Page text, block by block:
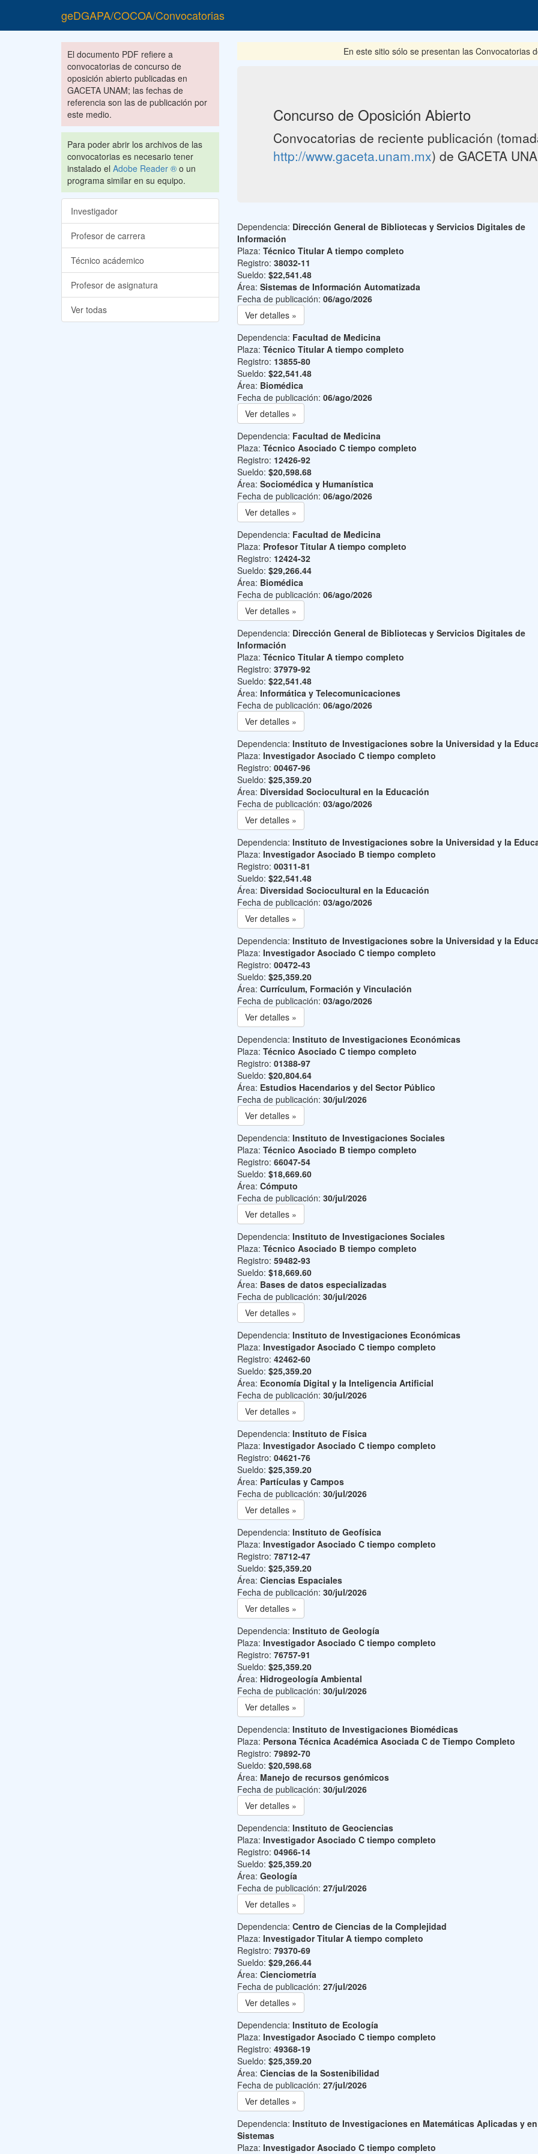
geDGAPA/COCOA/Convocatorias
El documento PDF refiere a
convocatorias de concurso de
oposición abierto publicadas en
GACETA UNAM; las fechas de
referencia son las de publicación por
este medio.
Para poder abrir los archivos de las
convocatorias es necesario tener
instalado el Adobe Reader ® o un
programa similar en su equipo.
Investigador
Profesor de carrera
Técnico acádemico
Profesor de asignatura
Ver todas
En este sitio sólo se presentan las Convocatorias del
Concurso de Oposición Abierto
Convocatorias de reciente publicación
http://www.gaceta.unam.mx) de GACETA
Dependencia: Dirección General de Bibliotecas y Servicios Digitales de
Información
Plaza: Técnico Titular A tiempo completo
Registro: 38032-11
Sueldo: $22,541.48
Área: Sistemas de Información Automatizada
Fecha de publicación: 06/ago/2026
Ver detalles »
Dependencia: Facultad de Medicina
Plaza: Técnico Titular A tiempo completo
Registro: 13855-80
Sueldo: $22,541.48
Área: Biomédica
Fecha de publicación: 06/ago/2026
Ver detalles »
Dependencia: Facultad de Medicina
Plaza: Técnico Asociado C tiempo completo
Registro: 12426-92
Sueldo: $20,598.68
Área: Sociomédica y Humanística
Fecha de publicación: 06/ago/2026
Ver detalles »
Dependencia: Facultad de Medicina
Plaza: Profesor Titular A tiempo completo
Registro: 12424-32
Sueldo: $29,266.44
Área: Biomédica
Fecha de publicación: 06/ago/2026
Ver detalles »
Dependencia: Dirección General de Bibliotecas y Servicios Digitales de
Información
Plaza: Técnico Titular A tiempo completo
Registro: 37979-92
Sueldo: $22,541.48
Área: Informática y Telecomunicaciones
Fecha de publicación: 06/ago/2026
Ver detalles »
Dependencia: Instituto de Investigaciones sobre la Universidad y la
Plaza: Investigador Asociado C tiempo completo
Registro: 00467-96
Sueldo: $25,359.20
Área: Diversidad Sociocultural en la Educación
Fecha de publicación: 03/ago/2026
Ver detalles »
Dependencia: Instituto de Investigaciones sobre la Universidad y la
Plaza: Investigador Asociado B tiempo completo
Registro: 00311-81
Sueldo: $22,541.48
Área: Diversidad Sociocultural en la Educación
Fecha de publicación: 03/ago/2026
Ver detalles »
Dependencia: Instituto de Investigaciones sobre la Universidad y la
Plaza: Investigador Asociado C tiempo completo
Registro: 00472-43
Sueldo: $25,359.20
Área: Currículum, Formación y Vinculación
Fecha de publicación: 03/ago/2026
Ver detalles »
Dependencia: Instituto de Investigaciones Económicas
Plaza: Técnico Asociado C tiempo completo
Registro: 01388-97
Sueldo: $20,804.64
Área: Estudios Hacendarios y del Sector Público
Fecha de publicación: 30/jul/2026
Ver detalles »
Dependencia: Instituto de Investigaciones Sociales
Plaza: Técnico Asociado B tiempo completo
Registro: 66047-54
Sueldo: $18,669.60
Área: Cómputo
Fecha de publicación: 30/jul/2026
Ver detalles »
Dependencia: Instituto de Investigaciones Sociales
Plaza: Técnico Asociado B tiempo completo
Registro: 59482-93
Sueldo: $18,669.60
Área: Bases de datos especializadas
Fecha de publicación: 30/jul/2026
Ver detalles »
Dependencia: Instituto de Investigaciones Económicas
Plaza: Investigador Asociado C tiempo completo
Registro: 42462-60
Sueldo: $25,359.20
Área: Economía Digital y la Inteligencia Artificial
Fecha de publicación: 30/jul/2026
Ver detalles »
Dependencia: Instituto de Física
Plaza: Investigador Asociado C tiempo completo
Registro: 04621-76
Sueldo: $25,359.20
Área: Partículas y Campos
Fecha de publicación: 30/jul/2026
Ver detalles »
Dependencia: Instituto de Geofísica
Plaza: Investigador Asociado C tiempo completo
Registro: 78712-47
Sueldo: $25,359.20
Área: Ciencias Espaciales
Fecha de publicación: 30/jul/2026
Ver detalles »
Dependencia: Instituto de Geología
Plaza: Investigador Asociado C tiempo completo
Registro: 76757-91
Sueldo: $25,359.20
Área: Hidrogeología Ambiental
Fecha de publicación: 30/jul/2026
Ver detalles »
Dependencia: Instituto de Investigaciones Biomédicas
Plaza: Persona Técnica Académica Asociada C de Tiempo Completo
Registro: 79892-70
Sueldo: $20,598.68
Área: Manejo de recursos genómicos
Fecha de publicación: 30/jul/2026
Ver detalles »
Dependencia: Instituto de Geociencias
Plaza: Investigador Asociado C tiempo completo
Registro: 04966-14
Sueldo: $25,359.20
Área: Geología
Fecha de publicación: 27/jul/2026
Ver detalles »
Dependencia: Centro de Ciencias de la Complejidad
Plaza: Investigador Titular A tiempo completo
Registro: 79370-69
Sueldo: $29,266.44
Área: Cienciometría
Fecha de publicación: 27/jul/2026
Ver detalles »
Dependencia: Instituto de Ecología
Plaza: Investigador Asociado C tiempo completo
Registro: 49368-19
Sueldo: $25,359.20
Área: Ciencias de la Sostenibilidad
Fecha de publicación: 27/jul/2026
Ver detalles »
Dependencia: Instituto de Investigaciones en Matemáticas Aplicadas y en
Sistemas
Plaza: Investigador Asociado C tiempo completo